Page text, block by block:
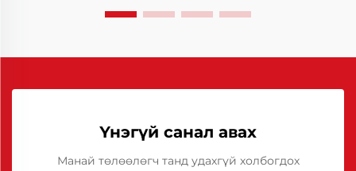
Үнэгүй санал авах
Манай төлөөлөгч танд удахгүй холбогдох